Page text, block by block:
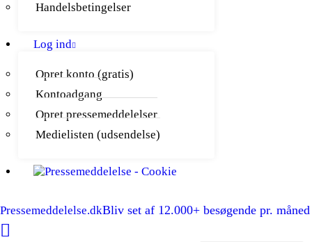
Handelsbetingelser
Log ind
Opret konto (gratis)
Kontoadgang
Opret pressemeddelelser
Medielisten (udsendelse)
Pressemeddelelse.dkBliv set af 12.000+ besøgende pr. måned